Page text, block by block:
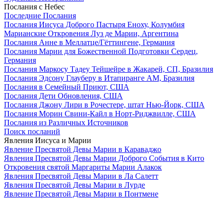
Послания с Небес
Последние Послания
Послания Иисуса Доброго Пастыря Еноху, Колумбия
Марианские Откровения Луз де Марии, Аргентина
Послания Анне в Меллатце/Гёттингене, Германия
Послания Марии для Божественной Подготовки Сердец,
Германия
Послания Маркосу Тадеу Тейшейре в Жакарей, СП, Бразилия
Послания Эдсону Глауберу в Итапиранге AM, Бразилия
Послания в Семейный Приют, США
Послания Дети Обновления, США
Послания Джону Лири в Рочестере, штат Нью-Йорк, США
Послания Морин Свини-Кайл в Норт-Риджвилле, США
Послания из Различных Источников
Поиск посланий
Явления Иисуса и Марии
Явление Пресвятой Девы Марии в Караваджо
Явления Пресвятой Девы Марии Доброго События в Кито
Откровения святой Маргариты Марии Алакок
Явления Пресвятой Девы Марии в Ла Салетт
Явления Пресвятой Девы Марии в Лурде
Явление Пресвятой Девы Марии в Понтмене